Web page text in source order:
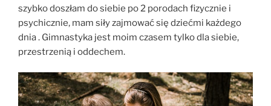
szybko doszłam do siebie po 2 porodach fizycznie i
psychicznie, mam siły zajmować się dziećmi każdego
dnia . Gimnastyka jest moim czasem tylko dla siebie,
przestrzenią i oddechem.